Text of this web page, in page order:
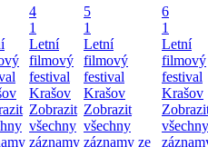
4
1
Letní
filmový
festival
Krašov
Zobrazit
všechny
záznamy
5
1
Letní
filmový
festival
Krašov
Zobrazit
všechny
záznamy ze
6
1
Letní
filmový
festival
Krašov
všechny